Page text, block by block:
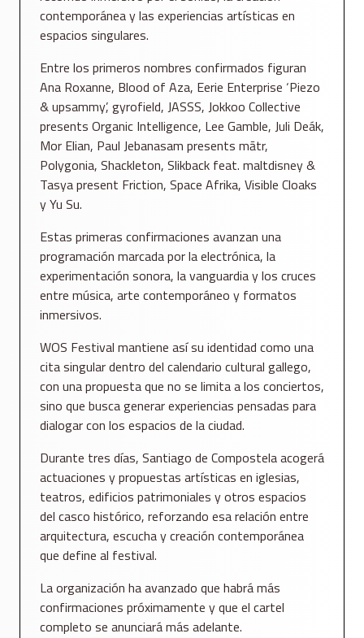
contemporánea y las experiencias artísticas en
espacios singulares.
Entre los primeros nombres confirmados figuran
Ana Roxanne, Blood of Aza, Eerie Enterprise ‘Piezo
& upsammy’, gyrofield, JASSS, Jokkoo Collective
presents Organic Intelligence, Lee Gamble, Juli Deák,
Mor Elian, Paul Jebanasam presents mātr,
Polygonia, Shackleton, Slikback feat. maltdisney &
Tasya present Friction, Space Afrika, Visible Cloaks
y Yu Su.
Estas primeras confirmaciones avanzan una
programación marcada por la electrónica, la
experimentación sonora, la vanguardia y los cruces
entre música, arte contemporáneo y formatos
inmersivos.
WOS Festival mantiene así su identidad como una
cita singular dentro del calendario cultural gallego,
con una propuesta que no se limita a los conciertos,
sino que busca generar experiencias pensadas para
dialogar con los espacios de la ciudad.
Durante tres días, Santiago de Compostela acogerá
actuaciones y propuestas artísticas en iglesias,
teatros, edificios patrimoniales y otros espacios
del casco histórico, reforzando esa relación entre
arquitectura, escucha y creación contemporánea
que define al festival.
La organización ha avanzado que habrá más
confirmaciones próximamente y que el cartel
completo se anunciará más adelante.